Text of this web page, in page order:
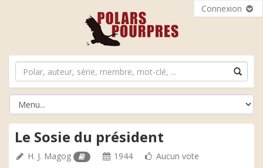
Connexion
Le Sosie du président
H. J. Magog 1944 Aucun vote